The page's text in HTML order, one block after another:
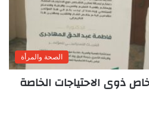
الصحة والمرأة
ذوى الاحتياجات الخاصة